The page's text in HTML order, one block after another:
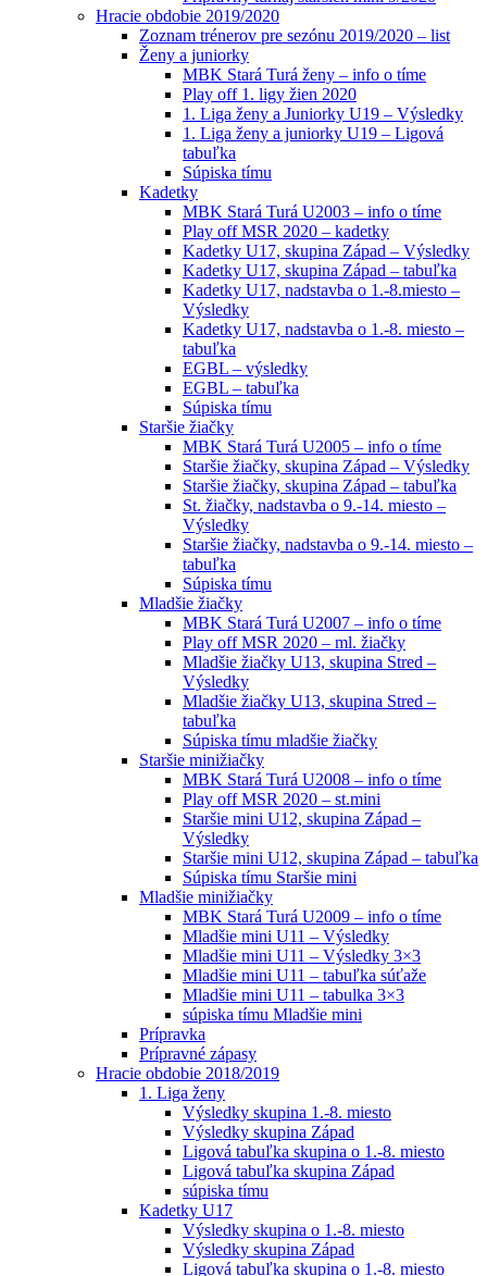
Hracie obdobie 2019/2020
Zoznam trénerov pre sezónu 2019/2020 – list
Ženy a juniorky
MBK Stará Turá ženy – info o tíme
Play off 1. ligy žien 2020
1. Liga ženy a Juniorky U19 – Výsledky
1. Liga ženy a juniorky U19 – Ligová
tabuľka
Súpiska tímu
Kadetky
MBK Stará Turá U2003 – info o tíme
Play off MSR 2020 – kadetky
Kadetky U17, skupina Západ – Výsledky
Kadetky U17, skupina Západ – tabuľka
Kadetky U17, nadstavba o 1.-8.miesto –
Výsledky
Kadetky U17, nadstavba o 1.-8. miesto –
tabuľka
EGBL – výsledky
EGBL – tabuľka
Súpiska tímu
Staršie žiačky
MBK Stará Turá U2005 – info o tíme
Staršie žiačky, skupina Západ – Výsledky
Staršie žiačky, skupina Západ – tabuľka
St. žiačky, nadstavba o 9.-14. miesto –
Výsledky
Staršie žiačky, nadstavba o 9.-14. miesto –
tabuľka
Súpiska tímu
Mladšie žiačky
MBK Stará Turá U2007 – info o tíme
Play off MSR 2020 – ml. žiačky
Mladšie žiačky U13, skupina Stred –
Výsledky
Mladšie žiačky U13, skupina Stred –
tabuľka
Súpiska tímu mladšie žiačky
Staršie minižiačky
MBK Stará Turá U2008 – info o tíme
Play off MSR 2020 – st.mini
Staršie mini U12, skupina Západ –
Výsledky
Staršie mini U12, skupina Západ – tabuľka
Súpiska tímu Staršie mini
Mladšie minižiačky
MBK Stará Turá U2009 – info o tíme
Mladšie mini U11 – Výsledky
Mladšie mini U11 – Výsledky 3×3
Mladšie mini U11 – tabuľka súťaže
Mladšie mini U11 – tabulka 3×3
súpiska tímu Mladšie mini
Prípravka
Prípravné zápasy
Hracie obdobie 2018/2019
1. Liga ženy
Výsledky skupina 1.-8. miesto
Výsledky skupina Západ
Ligová tabuľka skupina o 1.-8. miesto
Ligová tabuľka skupina Západ
súpiska tímu
Kadetky U17
Výsledky skupina o 1.-8. miesto
Výsledky skupina Západ
Ligová tabuľka skupina o 1.-8. miesto